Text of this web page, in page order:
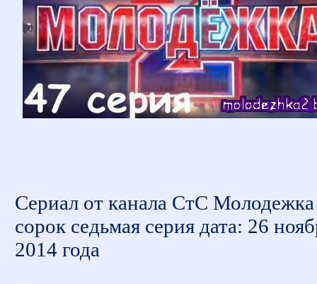
Сериал от канала СтС Молодежка
сорок седьмая серия дата: 26
2014 года